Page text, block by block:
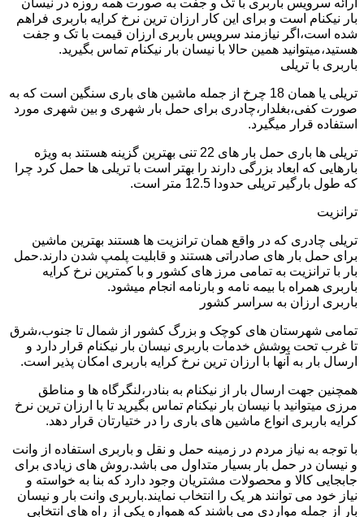
ارائه سرویس باربری با تک و جفت به صورت همه روزه در نیسان
بار نیکنام است و برای این کار ارزان ترین نرخ کرایه باربری فراهم
شده است،اگر نیازمند سرویس باربری ارزان قیمت با تک و جفت
هستید،میتوانید همین حالا با نیسان بار نیکنام تماس بگیرید.
باربری با تریلی
تریلی یا همان 18 چرخ از جمله ماشین های باری سنگین است که به
صورت کفی،بغلدار،چادری برای حمل بار شهری و بین شهری مورد
استفاده قرار میگیرد.
تریلی ها باری حمل بار های 22 تنی بهترین گزینه هستند به ویژه
بارهایی که ابعاد بزرگی دارند را بهتر است با تریلی ها حمل کرد چرا
که طول بارگیر تریلی حدودا 12.5 متر است.
ترانزیت
تریلی چادری که در واقع همان ترانزیت ها هستند بهترین ماشین
برای حمل بار های صادراتی هستند و قابلیت پلمپ شدن دارند.حمل
بار با ترانزیت به تمامی مرز های کشور و با کمترین نرخ کرایه
باربری همراه با بیمه نامه و بارنامه انجام میشود.
باربری ارزان به سراسر کشور
تمامی شهرستان های کوچک و بزرگ کشور از شمال تا جنوب،شرق
تا غرب تحت پوشش خدمات باربری نیسان بار نیکنام قرار دارد و
ارسال بار به آنها با ارزان ترین نرخ کرایه باربری امکان پذیر است.
همچنین جهت ارسال بار از نیکنام به بنادر،لنگرگاه ها و مناطق
مرزی میتوانید با نیسان بار نیکنام تماس بگیرید تا با ارزان ترین نرخ
کرایه باربری انواع ماشین های باری را در ختیارتان قرار دهد.
با توجه به نیاز مردم در زمینه حمل و نقل و باربری استفاده از وانت
و نیسان در حمل بار بسیار متداول می باشد.روش های زیادی برای
جابجایی کالا و محصولات مشتریان وجود دارد که بنا به خواسته و
نیاز خود می توانند هر یک را انتخاب نمایند.باربری وانت بار و نیسان
بار از جمله مواردی می باشند که همواره یکی از راه های انتخابی